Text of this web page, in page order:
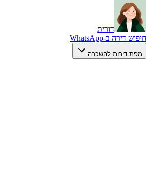
דורית
חיפוש דירה ב-WhatsApp
מפת דירות להשכרה